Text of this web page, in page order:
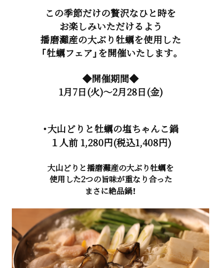
この季節だけの贅沢なひと時を
お楽しみいただけるよう
播磨灘産の大ぶり牡蠣を使用した
「牡蠣フェア」を開催いたします。
◆開催期間◆
1月7日(火)～2月28日(金)
・大山どりと牡蠣の塩ちゃんこ鍋
１人前 1,280円(税込1,408円)
大山どりと播磨灘産の大ぶり牡蠣を
使用した2つの旨味が重なり合った
まさに絶品鍋！